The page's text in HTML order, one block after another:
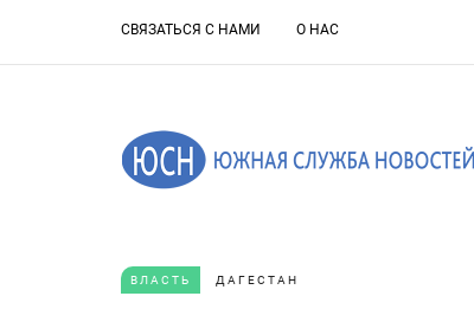
СВЯЗАТЬСЯ С НАМИ О НАС
ВЛАСТЬ ДАГЕСТАН